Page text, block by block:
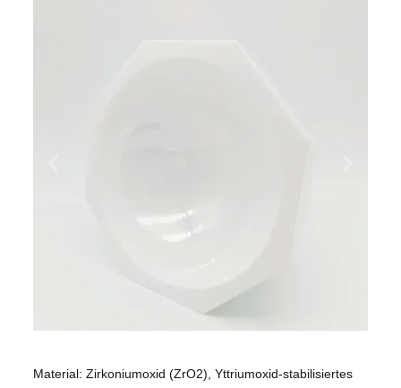
Material: Zirkoniumoxid (ZrO2), Yttriumoxid-stabilisiertes